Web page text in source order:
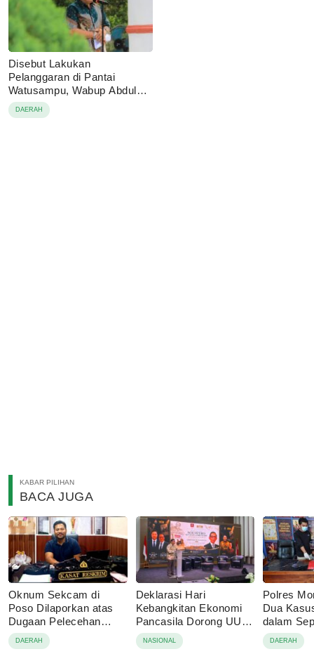
Disebut Lakukan
Pelanggaran di Pantai
Watusampu, Wabup Abdul
Sahid Tegaskan Semua
Berjalan Sesuai Izin
DAERAH
KABAR PILIHAN
BACA JUGA
Oknum Sekcam di
Poso Dilaporkan atas
Dugaan Pelecehan
terhadap Dua Anak di
Bawah Umur
DAERAH
Deklarasi Hari
Kebangkitan Ekonomi
Pancasila Dorong UU
Perekonomian Nasional
NASIONAL
Polres
Dua
dalam
Pelaku
DAERAH